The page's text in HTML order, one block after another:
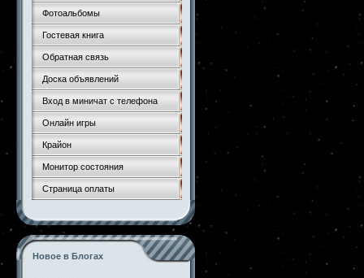
Фотоальбомы
Гостевая книга
Обратная связь
Доска объявлений
Вход в миничат с телефона
Онлайн игры
Крайон
Монитор состояния
Страница оплаты
Новое в Блогах